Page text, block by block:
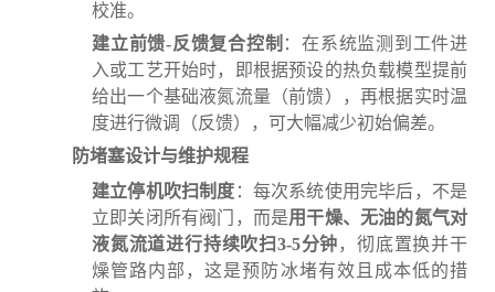
校准。
建立前馈-反馈复合控制 ：在系统监测到工件进
入或工艺开始时，即根据预设的热负载模型提前
给出一个基础液氮流量（前馈），再根据实时温
度进行微调（反馈），可大幅减少初始偏差。
防堵塞设计与维护规程
建立停机吹扫制度 ：每次系统使用完毕后，不是
立即关闭所有阀门，而是用干燥、无油的氮气对
液氮流道进行持续吹扫3-5分钟 ，彻底置换并干
燥管路内部，这是预防冰堵有效且成本低的措